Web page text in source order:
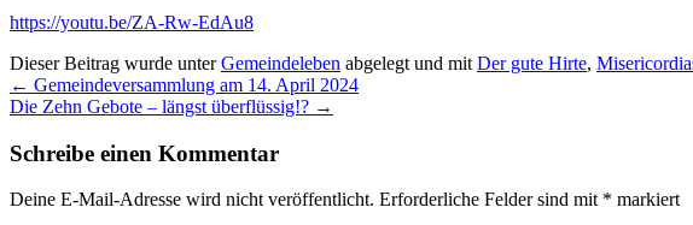
https://youtu.be/ZA-Rw-EdAu8
Dieser Beitrag wurde unterGemeindeleben abgelegt und mit Der gute Hirte,
← Gemeindeversammlung am 14. April 2024
Die Zehn Gebote – längst überflüssig!? →
Schreibe einen Kommentar
Deine E-Mail-Adresse wird nicht veröffentlicht. Erforderliche Felder sind mit * markiert